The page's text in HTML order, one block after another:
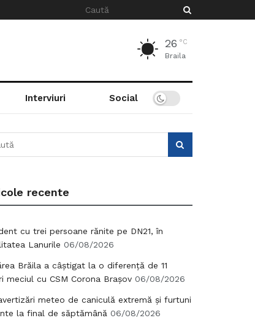
26 °C
Braila
Interviuri Social
recente
cu trei persoane rănite pe DN21, în
Lanurile 06/08/2026
Brăila a câștigat la o diferență de 11
meciul cu CSM Corona Brașov 06/08/2026
meteo de caniculă extremă și furtuni
la final de săptămână 06/08/2026